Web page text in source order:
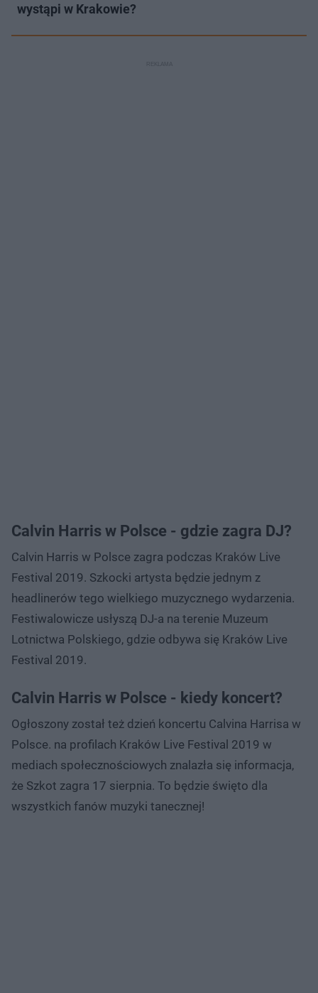
wystąpi w Krakowie?
Calvin Harris w Polsce - gdzie zagra DJ?
Calvin Harris w Polsce zagra podczas Kraków Live
Festival 2019. Szkocki artysta będzie jednym z
headlinerów tego wielkiego muzycznego wydarzenia.
Festiwalowicze usłyszą DJ-a na terenie Muzeum
Lotnictwa Polskiego, gdzie odbywa się Kraków Live
Festival 2019.
Calvin Harris w Polsce - kiedy koncert?
Ogłoszony został też dzień koncertu Calvina Harrisa w
Polsce. na profilach Kraków Live Festival 2019 w
mediach społecznościowych znalazła się informacja,
że Szkot zagra 17 sierpnia. To będzie święto dla
wszystkich fanów muzyki tanecznej!